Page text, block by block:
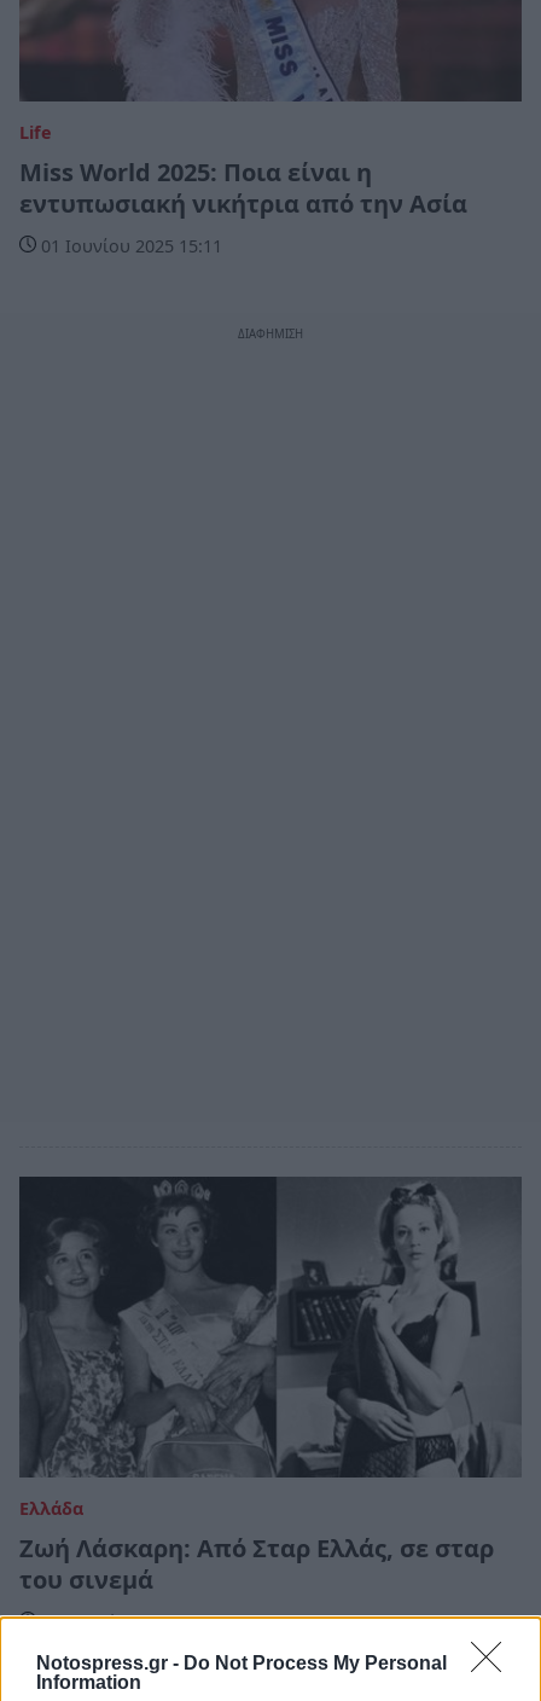
Notospress.gr - Do Not Process My Personal
Information
Life
Miss World 2025: Ποια είναι η
εντυπωσιακή νικήτρια από την Ασία
01 Ιουνίου 2025 15:11
Ελλάδα
Ζωή Λάσκαρη: Από Σταρ Ελλάς, σε σταρ
του σινεμά
18 Αυγούστου 2024 08:30